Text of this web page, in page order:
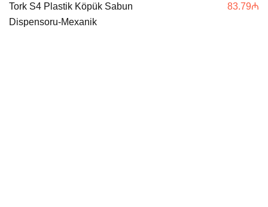
Tork S4 Plastik Köpük Sabun
Dispensoru-Mexanik
83.79₼